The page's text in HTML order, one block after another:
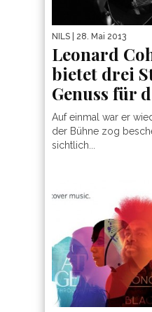
NILS | 28. Mai 2013
Leonard
bietet drei
Genuss für
Auf einmal war er
der Bühne zog
sichtlich...